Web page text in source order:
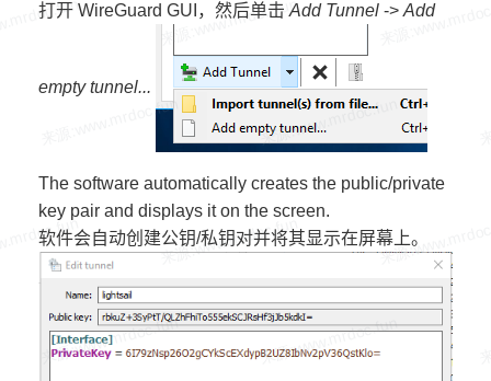
打开 WireGuard GUI，然后单击 Add Tunnel -> Add
empty tunnel...
The software automatically creates the public/private
key pair and displays it on the screen.
软件会自动创建公钥/私钥对并将其显示在屏幕上。